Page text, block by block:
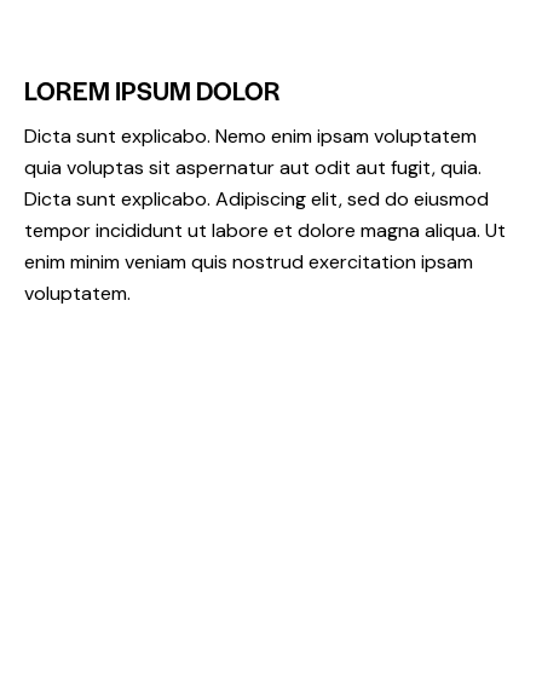
LOREM IPSUM DOLOR
Dicta sunt explicabo. Nemo enim ipsam voluptatem
quia voluptas sit aspernatur aut odit aut fugit, quia.
Dicta sunt explicabo. Adipiscing elit, sed do eiusmod
tempor incididunt ut labore et dolore magna aliqua. Ut
enim minim veniam quis nostrud exercitation ipsam
voluptatem.